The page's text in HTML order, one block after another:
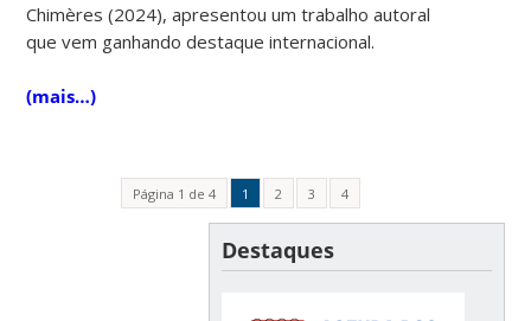
Chimères (2024), apresentou um trabalho autoral
que vem ganhando destaque internacional.
(mais…)
Página 1 de 4 1 2 3 4
Destaques